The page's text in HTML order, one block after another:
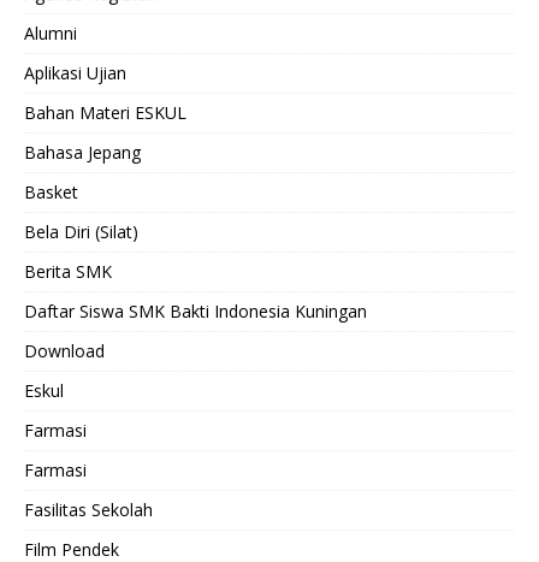
Alumni
Aplikasi Ujian
Bahan Materi ESKUL
Bahasa Jepang
Basket
Bela Diri (Silat)
Berita SMK
Daftar Siswa SMK Bakti Indonesia Kuningan
Download
Eskul
Farmasi
Farmasi
Fasilitas Sekolah
Film Pendek